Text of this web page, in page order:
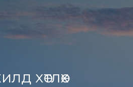
хөтлөх